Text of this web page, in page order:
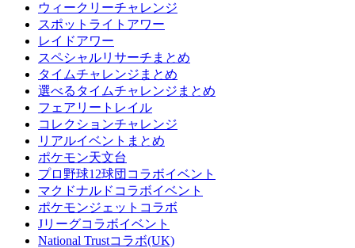
ウィークリーチャレンジ
スポットライトアワー
レイドアワー
スペシャルリサーチまとめ
タイムチャレンジまとめ
選べるタイムチャレンジまとめ
フェアリートレイル
コレクションチャレンジ
リアルイベントまとめ
ポケモン天文台
プロ野球12球団コラボイベント
マクドナルドコラボイベント
ポケモンジェットコラボ
Jリーグコラボイベント
National Trustコラボ(UK)